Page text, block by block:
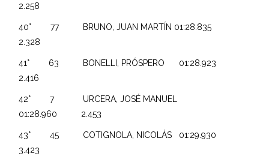
2.258
40° 77 BRUNO, JUAN MARTÍN 01:28.835
2.328
41° 63 BONELLI, PRÓSPERO 01:28.923
2.416
42° 7 URCERA, JOSÉ MANUEL
01:28.960 2.453
43° 45 COTIGNOLA, NICOLÁS 01:29.930
3.423